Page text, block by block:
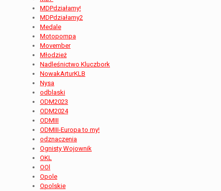
MDPdziałamy!
MDPdziałamy2
Medale
Motopompa
Movember
Młodzież
Nadleśnictwo Kluczbork
NowakArturKLB
Nysa
odblaski
ODM2023
ODM2024
ODMIII
ODMIII-Europa to my!
odznaczenia
Ognisty Wojownik
OKL
OOl
Opole
Opolskie